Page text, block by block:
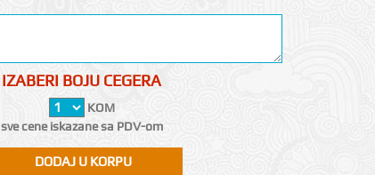
IZABERI BOJU CEGERA
KOM
sve cene iskazane sa PDV-om